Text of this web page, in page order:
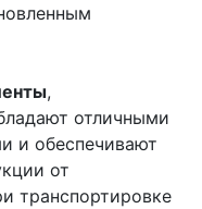
,
отличными
и обеспечивают
от
транспортировке